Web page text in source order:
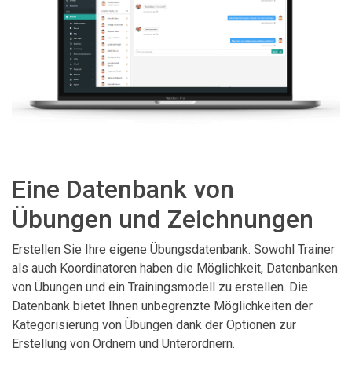
Eine Datenbank von
Übungen und Zeichnungen
Erstellen Sie Ihre eigene Übungsdatenbank. Sowohl Trainer
als auch Koordinatoren haben die Möglichkeit, Datenbanken
von Übungen und ein Trainingsmodell zu erstellen. Die
Datenbank bietet Ihnen unbegrenzte Möglichkeiten der
Kategorisierung von Übungen dank der Optionen zur
Erstellung von Ordnern und Unterordnern.